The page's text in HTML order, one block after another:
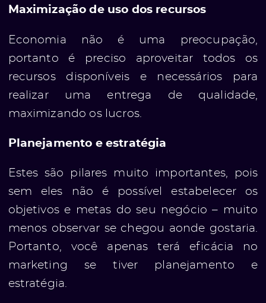
Maximização de uso dos recursos
Economia não é uma preocupação,
portanto é preciso aproveitar todos os
recursos disponíveis e necessários para
realizar uma entrega de qualidade,
maximizando os lucros.
Planejamento e estratégia
Estes são pilares muito importantes, pois
sem eles não é possível estabelecer os
objetivos e metas do seu negócio – muito
menos observar se chegou aonde gostaria.
Portanto, você apenas terá eficácia no
marketing se tiver planejamento e
estratégia.